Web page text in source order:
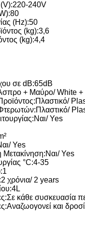
220-240V
80
(Hz):50
(kg):3,6
(kg):4,4
σε dB:65dB
+ Μαύρο/ White +
Πλαστικό/
Πλαστικό/
Ναι/ Yes
Yes
Μετακίνηση:Ναι/ Yes
°C:4-35
1
2 χρόνια/ 2 years
4L
Σε κάθε συσκευασία
Αναζωογονεί και